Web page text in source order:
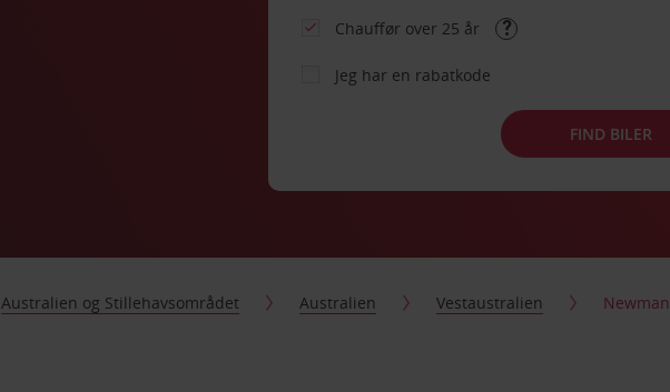
Chauffør over 25 år
Jeg har en rabatkode
FIND BILER
Australien og Stillehavsområdet Australien Vestaustralien Newman